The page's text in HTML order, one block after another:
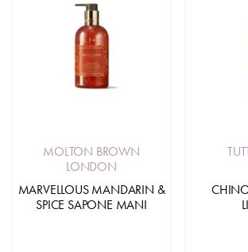
MOLTON BROWN
LONDON
MARVELLOUS MANDARIN &
SPICE SAPONE MANI